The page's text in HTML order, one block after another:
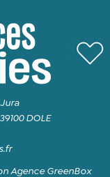
DOLE
Agence GreenBox